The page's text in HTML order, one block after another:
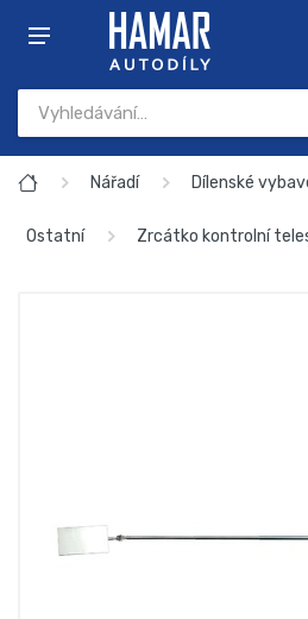
Nářadí Dílenské
Ostatní Zrcátko kontrolní